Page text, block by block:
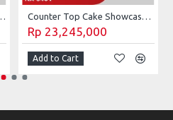
GEA NA-530V Counter Top Cake Showcase GEA 190 Liter NA-540V
Rp 23,245,000
Add to Cart